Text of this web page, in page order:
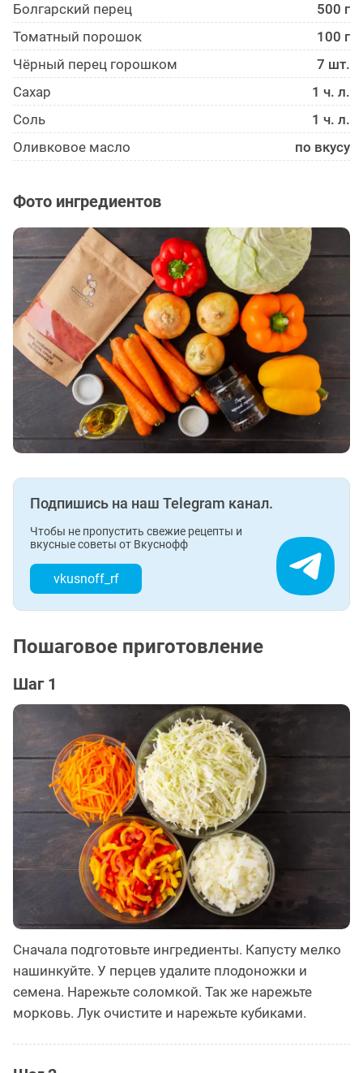
Болгарский перец
500 г
Томатный порошок
100 г
Чёрный перец горошком
7 шт.
Сахар
1 ч. л.
Соль
1 ч. л.
Оливковое масло
по вкусу
Фото ингредиентов
Подпишись на наш Telegram канал.
Чтобы не пропустить свежие рецепты и
вкусные советы от Вкуснофф
vkusnoff_rf
Пошаговое приготовление
Шаг 1
Сначала подготовьте ингредиенты. Капусту мелко
нашинкуйте. У перцев удалите плодоножки и
семена. Нарежьте соломкой. Так же нарежьте
морковь. Лук очистите и нарежьте кубиками.